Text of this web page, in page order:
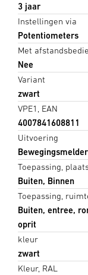
3 jaar
Instellingen via
Potentiometers
Met
Nee
Variant
zwart
VPE1, EAN
4007841608811
Uitvoering
Bewegingsmelder
Toepassing,
Buiten, Binnen
Toepassing,
Buiten, entree,
oprit
kleur
zwart
Kleur, RAL